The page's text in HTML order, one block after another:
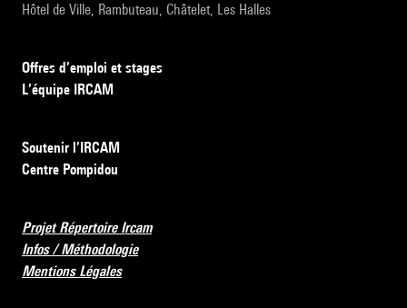
Hôtel de Ville, Rambuteau, Châtelet, Les Halles
Offres d’emploi et stages
L’équipe IRCAM
Soutenir l’IRCAM
Centre Pompidou
Projet Répertoire Ircam
Infos / Méthodologie
Mentions Légales